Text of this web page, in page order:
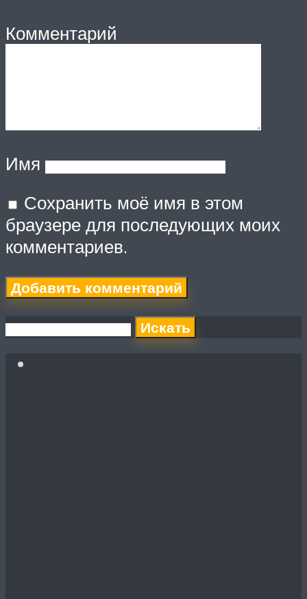
Комментарий
Имя
Сохранить моё имя в этом
браузере для последующих моих
комментариев.
Искать